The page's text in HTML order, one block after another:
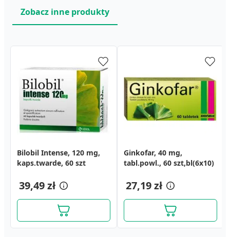
Zobacz inne produkty
Bilobil Intense, 120 mg,
kaps.twarde, 60 szt
39,49 zł
Ginkofar, 40 mg,
tabl.powl., 60 szt,bl(6x10)
27,19 zł